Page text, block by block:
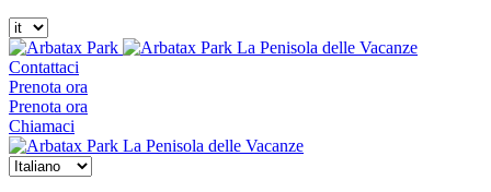
La Penisola delle Vacanze
Contattaci
Prenota ora
Prenota ora
Chiamaci
La Penisola delle Vacanze